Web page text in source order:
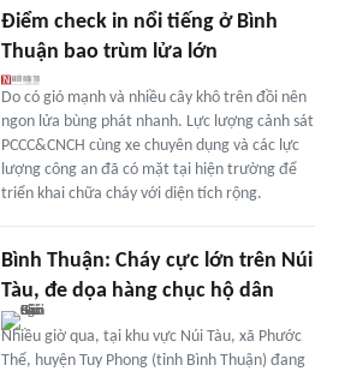
Điểm check in nổi tiếng ở Bình
Thuận bao trùm lửa lớn
Do có gió mạnh và nhiều cây khô trên đồi nên
ngon lửa bùng phát nhanh. Lực lượng cảnh sát
PCCC&CNCH cùng xe chuyên dụng và các lực
lượng công an đã có mặt tại hiện trường để
triển khai chữa cháy với diện tích rộng.
Bình Thuận: Cháy cực lớn trên Núi
Tàu, đe dọa hàng chục hộ dân
Nhiều giờ qua, tại khu vực Núi Tàu, xã Phước
Thể, huyện Tuy Phong (tỉnh Bình Thuận) đang